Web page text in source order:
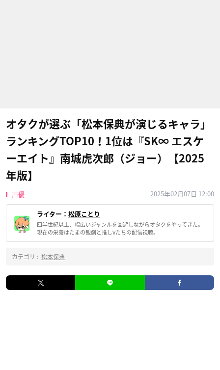
オタクが選ぶ「松本保典が演じるキャラ」
ランキングTOP10！1位は『SK∞ エスケ
ーエイト』南城虎次郎（ジョー）【2025
年版】
声優 2025年02月07日 12:00
ライター： 松原ことり
四半世紀以上、幅広いジャンルを回遊しながらオタクをやってきた。
現在の栄養はたまの観劇と推しVたちの配信視聴。
カテゴリ : 松本保典